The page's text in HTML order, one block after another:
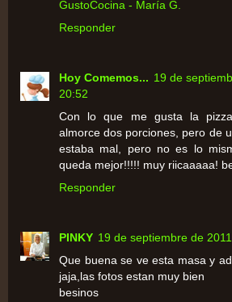
GustoCocina - María G.
Responder
Hoy Comemos... 19 de
20:52
Con lo que me gusta la
almorce dos porciones, pero de
estaba mal, pero no es lo
queda mejor!!!!! muy riicaaaaa!
Responder
PINKY 19 de septiembre de
Que buena se ve esta masa y
jaja,las fotos estan muy bien
besinos